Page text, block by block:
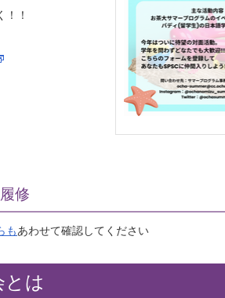
！
修
もあわせて確認してください
は